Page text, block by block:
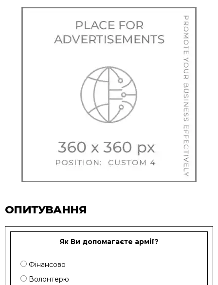
ОПИТУВАННЯ
Як Ви допомагаєте армії?
Фінансово
Волонтерю